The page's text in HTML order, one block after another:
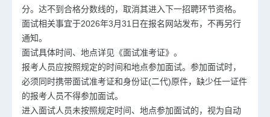
分。达不到合格分数线的，取消其进入下一招聘环节资格。
面试相关事宜于2026年3月31日在报名网站发布，不再另行
通知。
面试具体时间、地点详见《面试准考证》。
报考人员应按照规定的时间和地点参加面试。参加面试时，
必须同时携带面试准考证和身份证(二代)原件，缺少任一证件
的报考人员不得参加面试。
进入面试人员未按照规定时间、地点参加面试的，视为自动